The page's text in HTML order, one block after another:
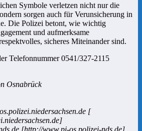
Symbole verletzen nicht nur die
sorgen auch für Verunsicherung in
Die Polizei betont, wie wichtig
und aufmerksame
sicheres Miteinander sind.
Telefonnummer 0541/327-2115
Osnabrück
[
[http://www.pi-os.polizei-nds.de]